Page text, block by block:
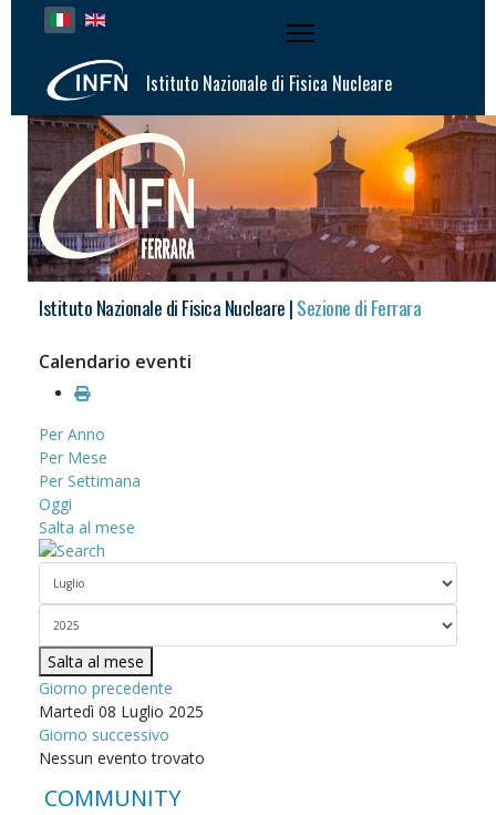
Seleziona la tua lingua
Istituto Nazionale di Fisica Nucleare
Istituto Nazionale di Fisica Nucleare |Sezione di Ferrara
Calendario eventi
Per Anno
Per Mese
Per Settimana
Oggi
Salta al mese
Salta al mese
Giorno precedente
Martedì 08 Luglio 2025
Giorno successivo
Nessun evento trovato
COMMUNITY